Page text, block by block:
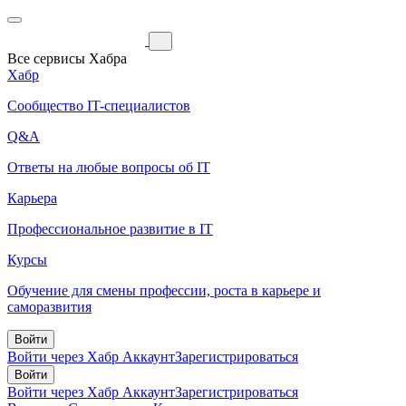
Все сервисы Хабра
Хабр
Сообщество IT-специалистов
Q&A
Ответы на любые вопросы об IT
Карьера
Профессиональное развитие в IT
Курсы
Обучение для смены профессии, роста в карьере и
саморазвития
Войти
Войти через Хабр АккаунтЗарегистрироваться
Войти
Войти через Хабр АккаунтЗарегистрироваться